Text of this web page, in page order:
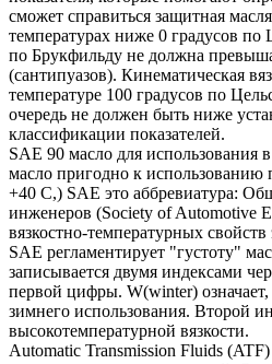
сможет справиться защитная
температурах ниже 0 градусов по
по Брукфильду не должна
(сантипуазов). Кинематическая
температуре 100 градусов по
очередь не должен быть ниже
классификации показателей.
SAE 90 масло для использования
масло пригодно к использованию
+40 С,) SAE это аббревиатура:
инженеров (Society of Automotive
вязкостно-температурных свойств
SAE регламентирует "густоту"
записывается двумя индексами
первой цифры. W(winter)
зимнего использования. Второй
высокотемпературной вязкости.
Automatic Transmission Fluids